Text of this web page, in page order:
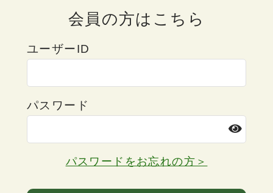
会員の方はこちら
ユーザーID
パスワード
パスワードをお忘れの方＞